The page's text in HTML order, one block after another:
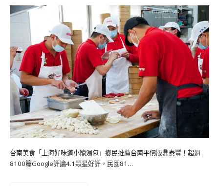
台南美食「上海好味道小籠湯包」鄉民推薦台南平價版鼎泰豐！超過
8100篇Google評論4.1顆星好評，民國81…